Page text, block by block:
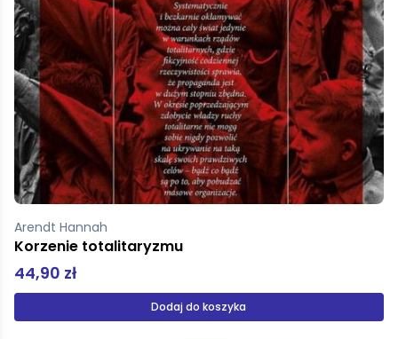
Arendt Hannah
Korzenie totalitaryzmu
44,90 zł
Dodaj do koszyka